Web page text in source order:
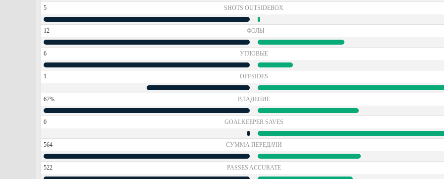
5 SHOTS OUTSIDEBOX
12 ФОЛЫ
6 УГЛОВЫЕ
1 OFFSIDES
67% ВЛАДЕНИЕ
0 GOALKEEPER SAVES
564 СУММА ПЕРЕДАЧИ
522 PASSES ACCURATE